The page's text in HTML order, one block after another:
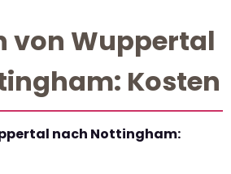
von Wuppertal
Kosten
nach Nottingham: